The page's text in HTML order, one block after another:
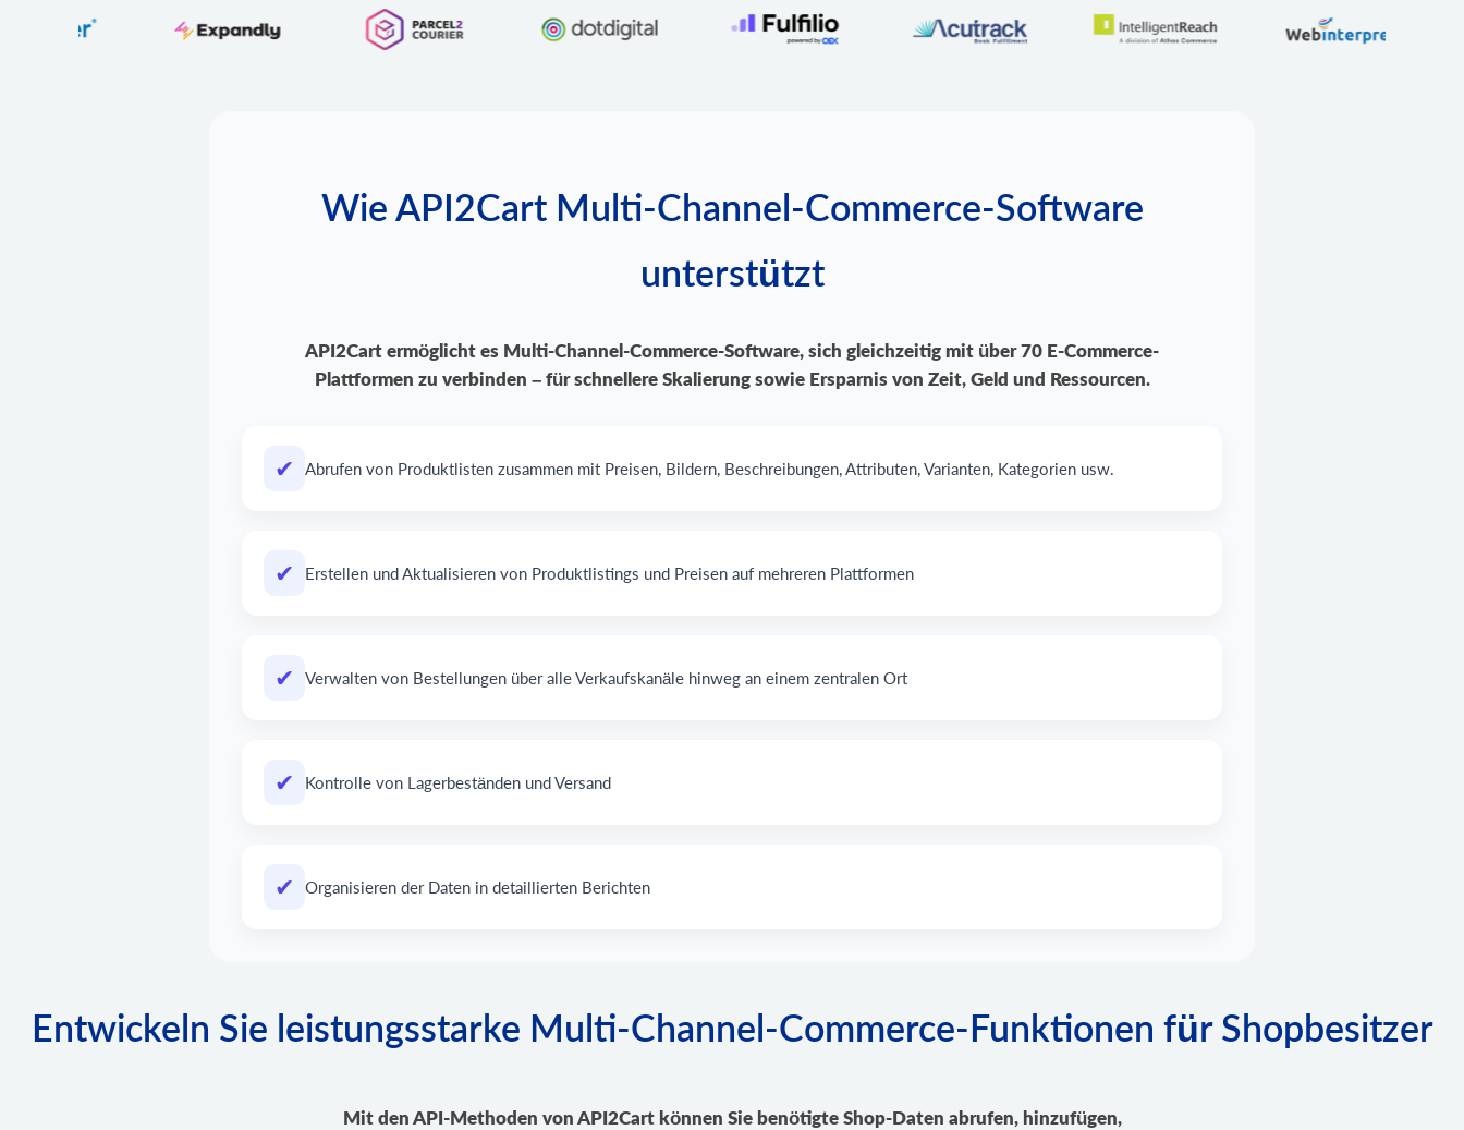
Wie API2Cart Multi-Channel-Commerce-Software
unterstützt
API2Cart ermöglicht es Multi-Channel-Commerce-Software, sich gleichzeitig mit über 70 E-Commerce-
Plattformen zu verbinden – für schnellere Skalierung sowie Ersparnis von Zeit, Geld und Ressourcen.
✔ Abrufen von Produktlisten zusammen mit Preisen, Bildern, Beschreibungen, Attributen, Varianten, Kategorien usw.
✔ Erstellen und Aktualisieren von Produktlistings und Preisen auf mehreren Plattformen
✔ Verwalten von Bestellungen über alle Verkaufskanäle hinweg an einem zentralen Ort
✔ Kontrolle von Lagerbeständen und Versand
✔ Organisieren der Daten in detaillierten Berichten
Entwickeln Sie leistungsstarke Multi-Channel-Commerce-Funktionen für Shopbesitzer
Mit den API-Methoden von API2Cart können Sie benötigte Shop-Daten abrufen, hinzufügen,